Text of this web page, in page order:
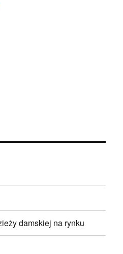
damskiej na rynku